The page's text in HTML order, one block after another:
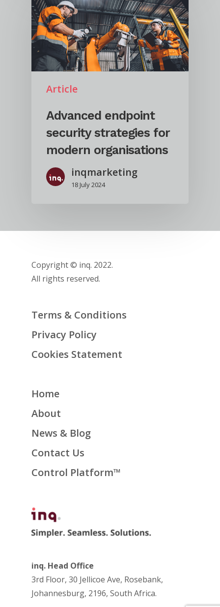
Article
Advanced endpoint
security strategies for
modern organisations
inqmarketing
18 July 2024
Copyright © inq. 2022.
All rights reserved.
Terms & Conditions
Privacy Policy
Cookies Statement
Home
About
News & Blog
Contact Us
Control Platform™
inq. Head Office
3rd Floor, 30 Jellicoe Ave, Rosebank,
Johannesburg, 2196, South Africa.